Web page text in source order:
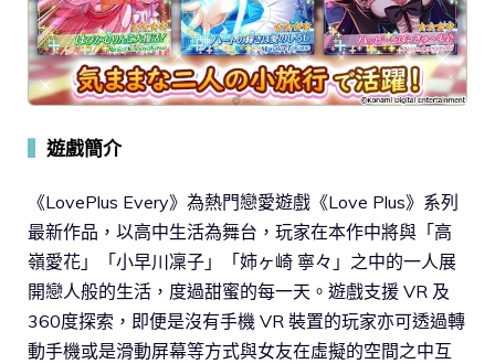
遊戲簡介
《LovePlus Every》為熱門戀愛遊戲《Love Plus》系列
最新作品，以高中生活為舞台，玩家在本作中將與「高
嶺愛花」「小早川凜子」「姉ヶ崎 寧々」之中的一人展
開戀人般的生活，度過甜蜜的每一天。遊戲支援 VR 及
360度探索，即便是沒有手機 VR 裝置的玩家亦可透過轉
動手機或是滑動屏幕等方式與女友在虛擬的空間之中互